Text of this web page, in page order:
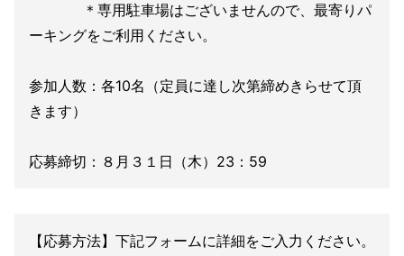
＊専用駐車場はございませんので、最寄りパ
ーキングをご利用ください。
参加人数：各10名（定員に達し次第締めきらせて頂
きます）
応募締切：８月３１日（木）23：59
【応募方法】下記フォームに詳細をご入力ください。